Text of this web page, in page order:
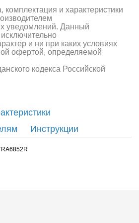
и характеристики
уведомлений. Данный
и ни при каких условиях
офертой, определяемой
кодекса Российской
Инструкции